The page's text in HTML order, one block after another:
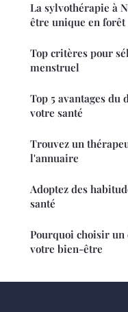
La sylvothérapie à
être unique en forêt
Top critères pour
menstruel
Top 5 avantages
votre santé
Trouvez un
l'annuaire
Adoptez des
santé
Pourquoi choisir
votre bien-être